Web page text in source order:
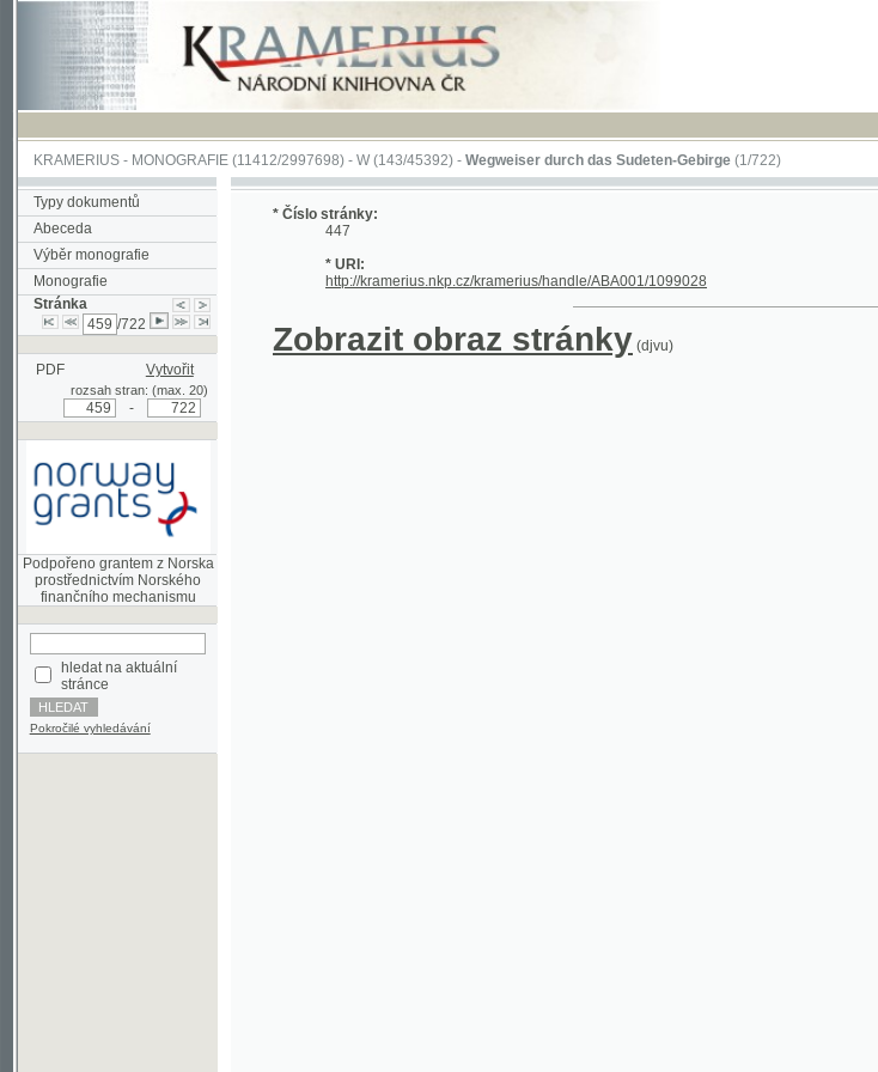
KRAMERIUS-MONOGRAFIE(11412/2997698) -W (143/45392)-Wegweiser durch das Sudeten-Gebirge(1/722)
Typy dokumentů
Abeceda
Výběr monografie
Monografie
Stránka
/722
PDF Vytvořit
rozsah stran: (max. 20)
Podpořeno grantem z Norska
prostřednictvím Norského
hledat na aktuální
stránce
Pokročilé vyhledávání
* Číslo stránky:
447
* URI:
http://kramerius.nkp.cz/kramerius/handle/ABA001/1099028
Zobrazit obraz stránky